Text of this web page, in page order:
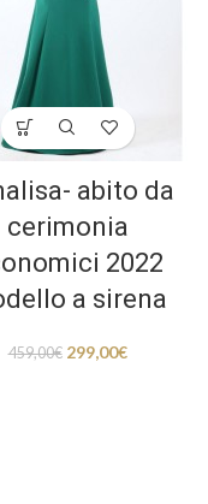
abito da
cerimonia
2022
a sirena
459,00€ 299,00€